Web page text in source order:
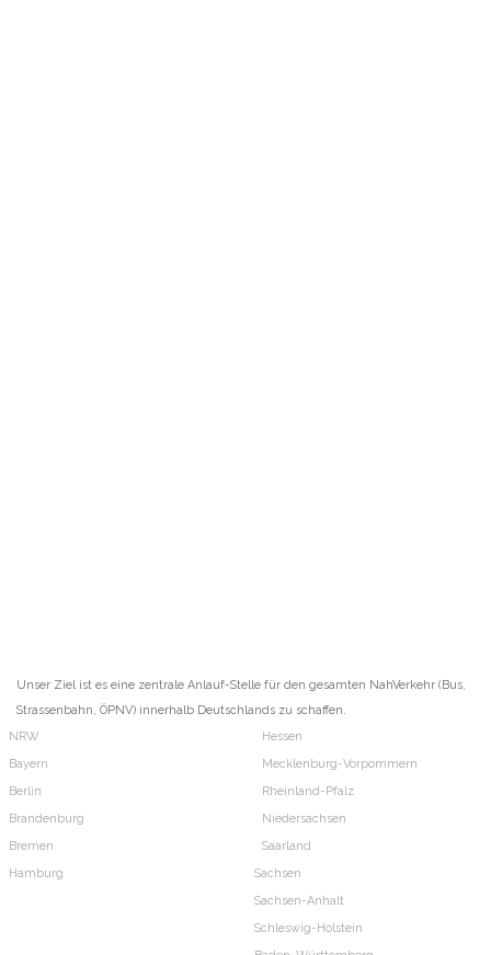
Unser Ziel ist es eine zentrale Anlauf-Stelle für den gesamten NahVerkehr (Bus,
Strassenbahn, ÖPNV) innerhalb Deutschlands zu schaffen.
NRW
Bayern
Berlin
Brandenburg
Bremen
Hamburg
Hessen
Mecklenburg-Vorpommern
Rheinland-Pfalz
Niedersachsen
Saarland
Sachsen
Sachsen-Anhalt
Schleswig-Holstein